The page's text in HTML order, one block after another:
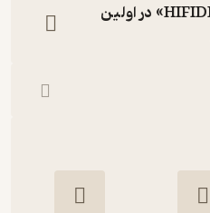
تخفیف با کد «HIFIDIBO» در اولین